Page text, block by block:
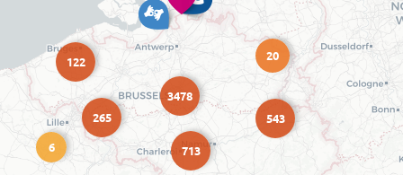
20
6
122
265
713
543
3478